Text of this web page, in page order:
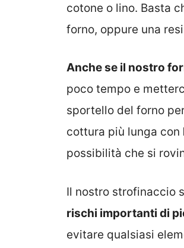
cotone o lino. Basta
forno, oppure una
Anche se il nostro
poco tempo e
sportello del forno
cottura più lunga con
possibilità che si
Il nostro strofinaccio
rischi importanti di
evitare qualsiasi